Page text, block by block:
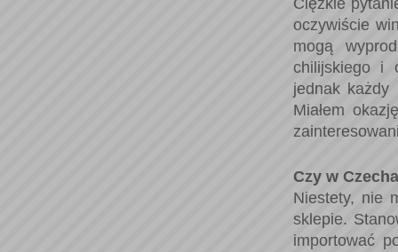
Ciężkie
oczywiście
mogą
chilijskiego i
jednak każdy
Miałem
Czy w
Niestety, nie
sklepie.
importować